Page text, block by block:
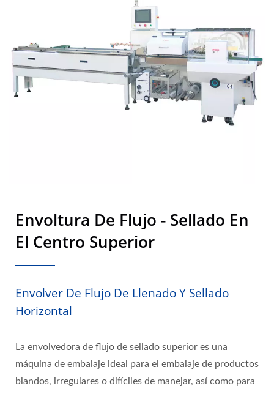
Envoltura De Flujo - Sellado En
El Centro Superior
Envolver De Flujo De Llenado Y Sellado
Horizontal
La envolvedora de flujo de sellado superior es una
máquina de embalaje ideal para el embalaje de productos
blandos, irregulares o difíciles de manejar, así como para